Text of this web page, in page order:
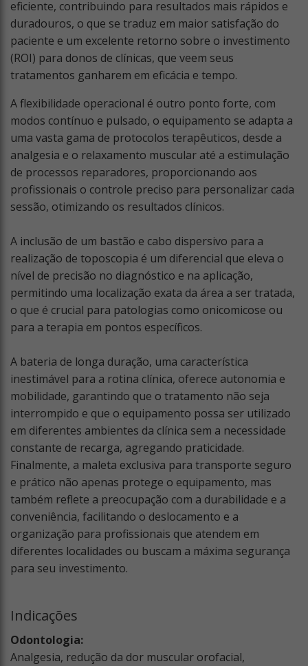
eficiente, contribuindo para resultados mais rápidos e
duradouros, o que se traduz em maior satisfação do
paciente e um excelente retorno sobre o investimento
(ROI) para donos de clínicas, que veem seus
tratamentos ganharem em eficácia e tempo.
A flexibilidade operacional é outro ponto forte, com
modos contínuo e pulsado, o equipamento se adapta a
uma vasta gama de protocolos terapêuticos, desde a
analgesia e o relaxamento muscular até a estimulação
de processos reparadores, proporcionando aos
profissionais o controle preciso para personalizar cada
sessão, otimizando os resultados clínicos.
A inclusão de um bastão e cabo dispersivo para a
realização de toposcopia é um diferencial que eleva o
nível de precisão no diagnóstico e na aplicação,
permitindo uma localização exata da área a ser tratada,
o que é crucial para patologias como onicomicose ou
para a terapia em pontos específicos.
A bateria de longa duração, uma característica
inestimável para a rotina clínica, oferece autonomia e
mobilidade, garantindo que o tratamento não seja
interrompido e que o equipamento possa ser utilizado
em diferentes ambientes da clínica sem a necessidade
constante de recarga, agregando praticidade.
Finalmente, a maleta exclusiva para transporte seguro
e prático não apenas protege o equipamento, mas
também reflete a preocupação com a durabilidade e a
conveniência, facilitando o deslocamento e a
organização para profissionais que atendem em
diferentes localidades ou buscam a máxima segurança
para seu investimento.
Indicações
Odontologia:
Analgesia, redução da dor muscular orofacial,